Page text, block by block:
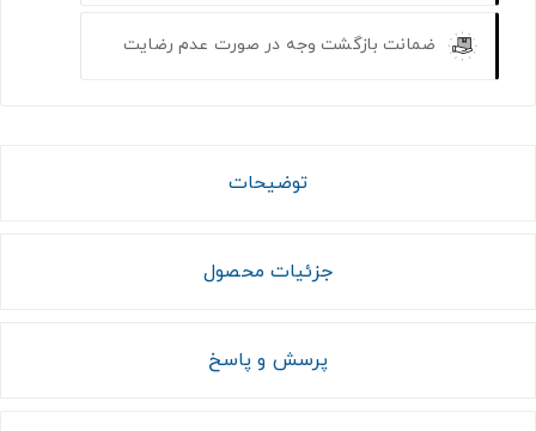
ضمانت بازگشت وجه در صورت عدم رضایت
توضیحات
جزئیات محصول
پرسش و پاسخ